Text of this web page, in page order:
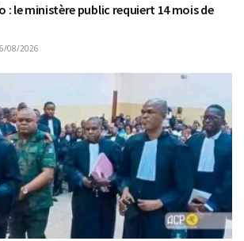
: le ministère public requiert 14 mois de
08/2026